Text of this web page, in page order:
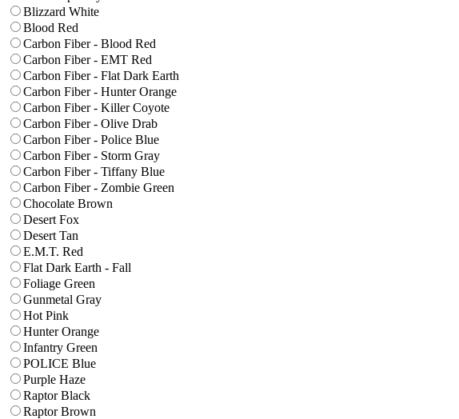
Blizzard White
Blood Red
Carbon Fiber - Blood Red
Carbon Fiber - EMT Red
Carbon Fiber - Flat Dark Earth
Carbon Fiber - Hunter Orange
Carbon Fiber - Killer Coyote
Carbon Fiber - Olive Drab
Carbon Fiber - Police Blue
Carbon Fiber - Storm Gray
Carbon Fiber - Tiffany Blue
Carbon Fiber - Zombie Green
Chocolate Brown
Desert Fox
Desert Tan
E.M.T. Red
Flat Dark Earth - Fall
Foliage Green
Gunmetal Gray
Hot Pink
Hunter Orange
Infantry Green
POLICE Blue
Purple Haze
Raptor Black
Raptor Brown